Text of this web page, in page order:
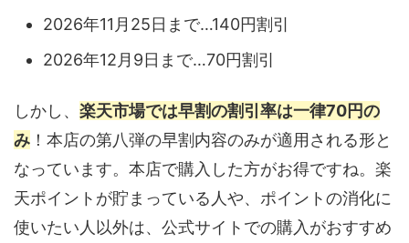
2026年11月25日まで…140円割引
2026年12月9日まで…70円割引
しかし、 楽天市場では早割の割引率は一律70円の
み ！本店の第八弾の早割内容のみが適用される形と
なっています。本店で購入した方がお得ですね。楽
天ポイントが貯まっている人や、ポイントの消化に
使いたい人以外は、公式サイトでの購入がおすすめ